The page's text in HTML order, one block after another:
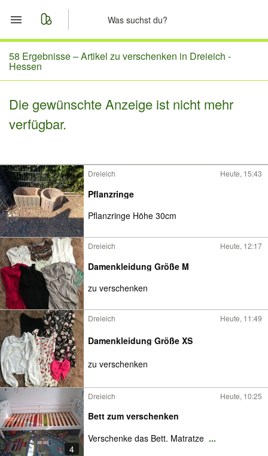
Start
Merkliste
Nachrichten
58 Ergebnisse –Artikel zu verschenken in Dreieich -
Hessen
Die gewünschte Anzeige ist nicht mehr
verfügbar.
Dreieich Heute, 15:43
Pflanzringe
Pflanzringe Höhe 30cm
Dreieich Heute, 12:17
Damenkleidung Größe M
zu verschenken
Dreieich Heute, 11:49
Damenkleidung Größe XS
zu verschenken
4
Dreieich Heute, 10:25
Bett zum verschenken
Verschenke das Bett. Matratze ...